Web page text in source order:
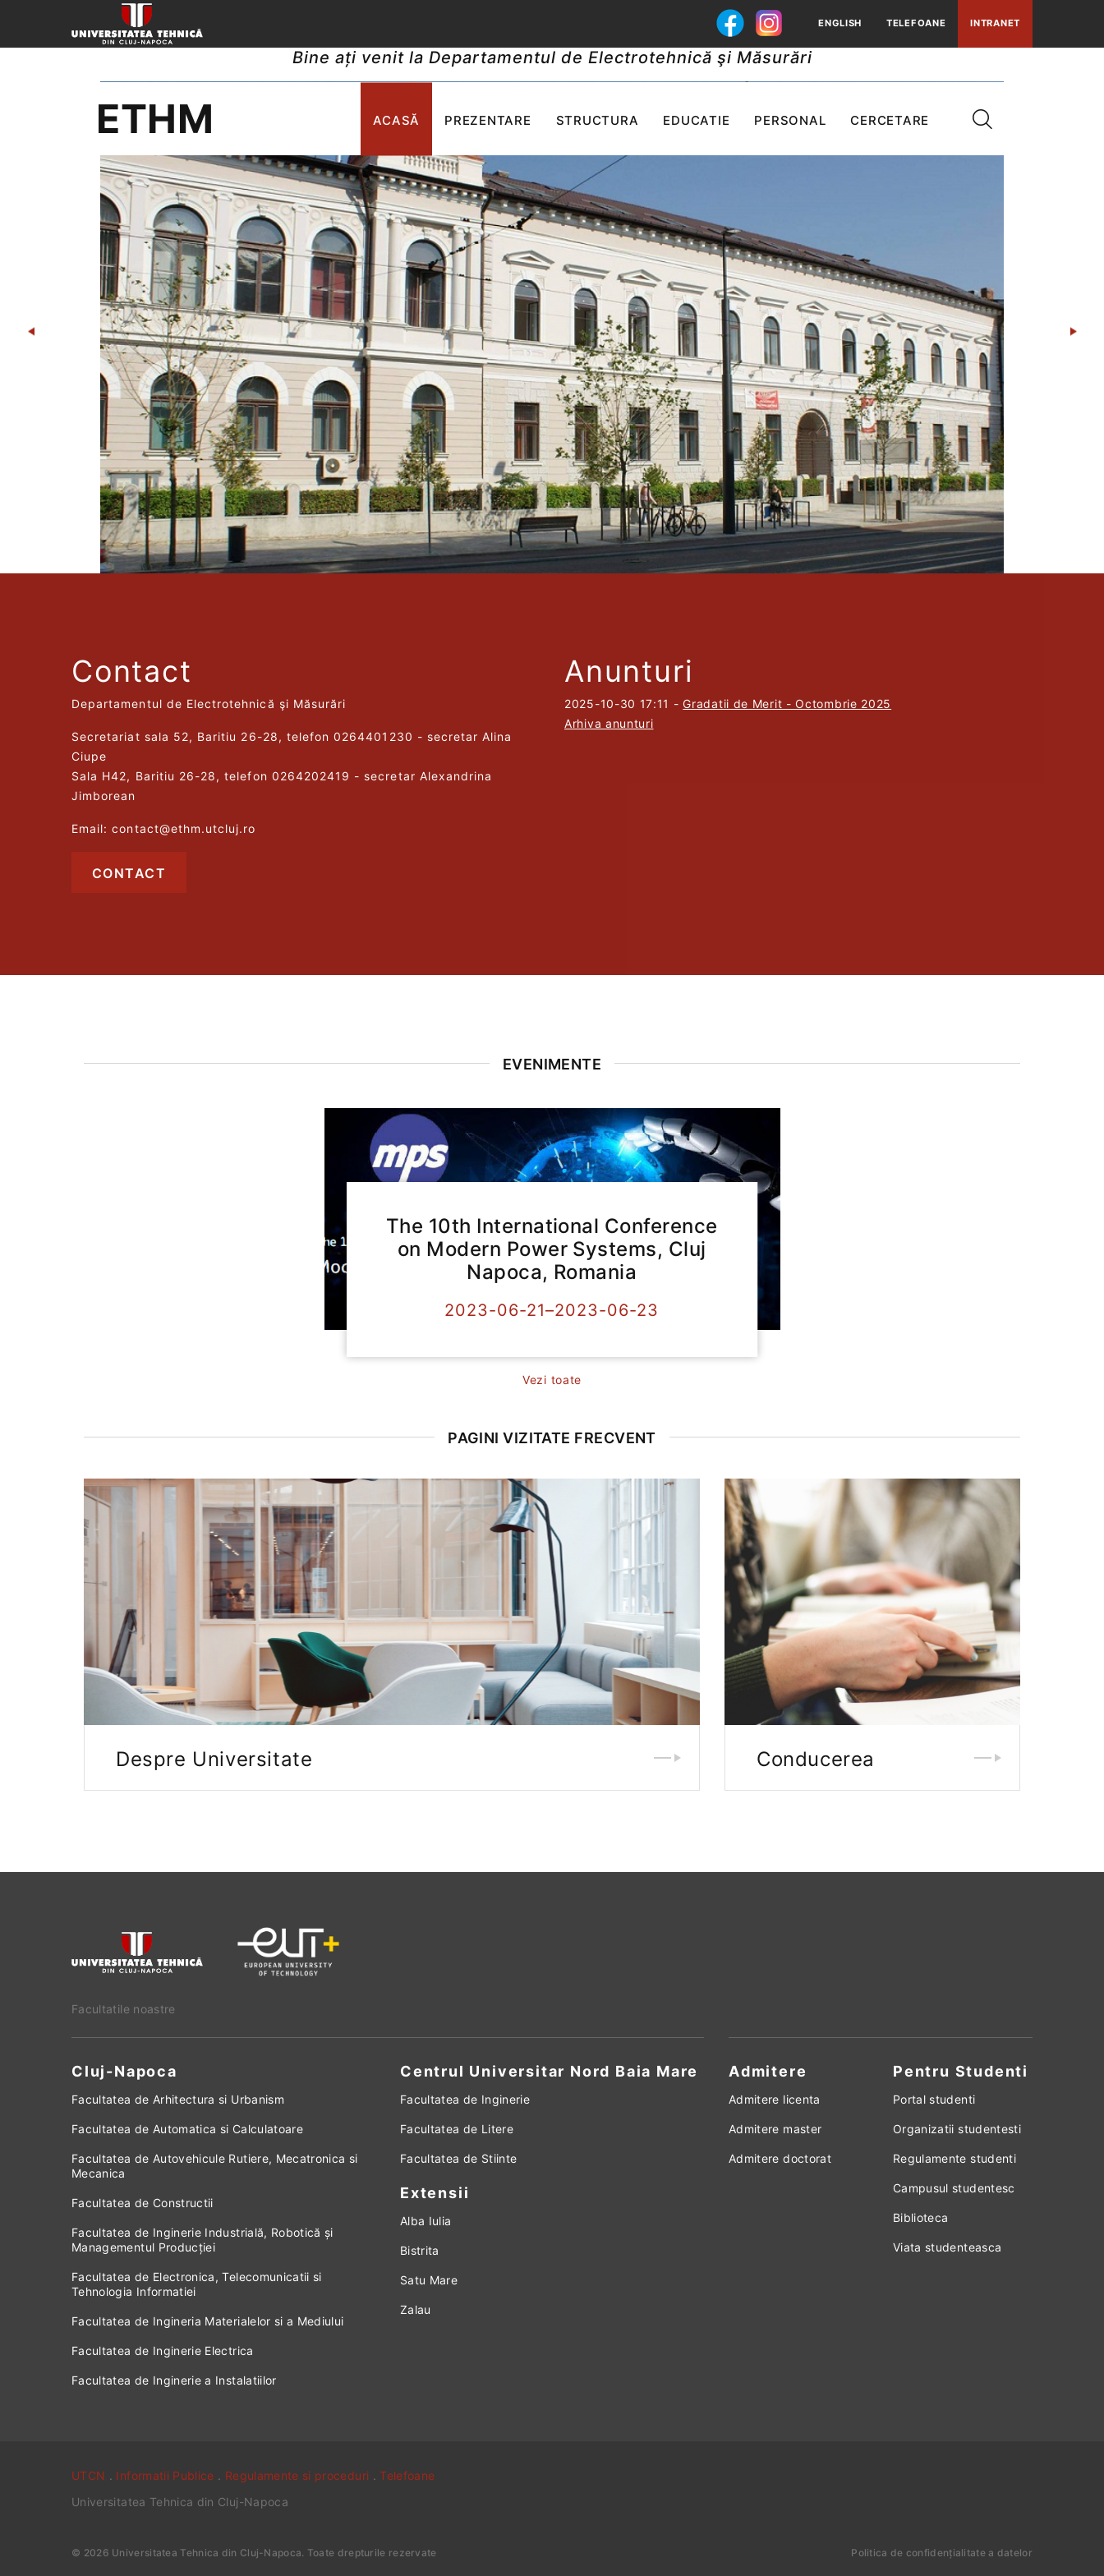
ENGLISH TELEFOANE INTRANET
ETHM ACASĂ PREZENTARE STRUCTURA EDUCATIE PERSONAL CERCETARE
Bine ați venit la Departamentul de Electrotehnică şi Măsurări
Contact
Departamentul de Electrotehnică şi Măsurări
Secretariat sala 52, Baritiu 26-28, telefon 0264401230 - secretar Alina
Ciupe
Sala H42, Baritiu 26-28, telefon 0264202419 - secretar Alexandrina
Jimborean
Email: contact@ethm.utcluj.ro
CONTACT
Anunturi
2025-10-30 17:11 -Gradatii de Merit - Octombrie 2025
Arhiva anunturi
EVENIMENTE
The 10th International Conference
on Modern Power Systems, Cluj
Napoca, Romania
2023-06-21–2023-06-23
Vezi toate
PAGINI VIZITATE FRECVENT
Despre Universitate Conducerea
Facultatile noastre
Cluj-Napoca Centrul Universitar Nord Baia Mare
Facultatea de Arhitectura si Urbanism
Facultatea de Automatica si Calculatoare
Facultatea de Autovehicule Rutiere, Mecatronica si
Mecanica
Facultatea de Constructii
Facultatea de Inginerie Industrială, Robotică și
Managementul Producției
Facultatea de Electronica, Telecomunicatii si
Tehnologia Informatiei
Facultatea de Ingineria Materialelor si a Mediului
Facultatea de Inginerie Electrica
Facultatea de Inginerie a Instalatiilor
Facultatea de Inginerie
Facultatea de Litere
Facultatea de Stiinte
Extensii
Alba Iulia
Bistrita
Satu Mare
Zalau
Admitere
Admitere licenta
Admitere master
Admitere doctorat
Pentru Studenti
Portal studenti
Organizatii studentesti
Regulamente studenti
Campusul studentesc
Biblioteca
Viata studenteasca
UTCN . Informatii Publice . Regulamente si proceduri .Telefoane
Universitatea Tehnica din Cluj-Napoca
© 2026 Universitatea Tehnica din Cluj-Napoca. Toate drepturile rezervate Politica de confidențialitate a datelor